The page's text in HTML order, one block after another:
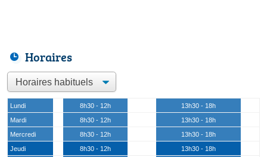
Horaires
Lundi 8h30 - 12h
13h30 - 18h
Mardi
8h30 - 12h
13h30 - 18h
Mercredi
8h30 - 12h
13h30 - 18h
Jeudi
8h30 - 12h
13h30 - 18h